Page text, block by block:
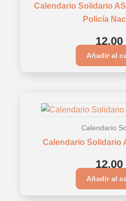
Calendario Solidario
Policía
12,00
Añadir al
Calendario
Calendario Solidario
12,00
Añadir al